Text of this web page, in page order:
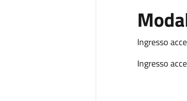
Ingresso
Ingresso